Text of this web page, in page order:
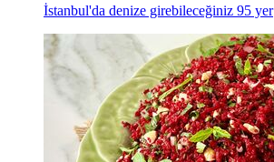
İstanbul'da denize girebileceğiniz 95 yer